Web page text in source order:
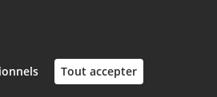
Tout accepter